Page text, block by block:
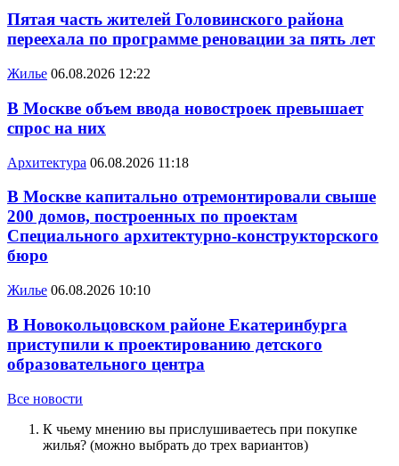
Пятая часть жителей Головинского района
переехала по программе реновации за пять лет
Жилье 06.08.2026 12:22
В Москве объем ввода новостроек превышает
спрос на них
Архитектура 06.08.2026 11:18
В Москве капитально отремонтировали свыше
200 домов, построенных по проектам
Специального архитектурно-конструкторского
бюро
Жилье 06.08.2026 10:10
В Новокольцовском районе Екатеринбурга
приступили к проектированию детского
образовательного центра
Все новости
К чьему мнению вы прислушиваетесь при покупке
жилья? (можно выбрать до трех вариантов)